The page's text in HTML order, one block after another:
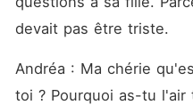
devait pas être triste.
Andréa : Ma chérie
toi ? Pourquoi as-tu